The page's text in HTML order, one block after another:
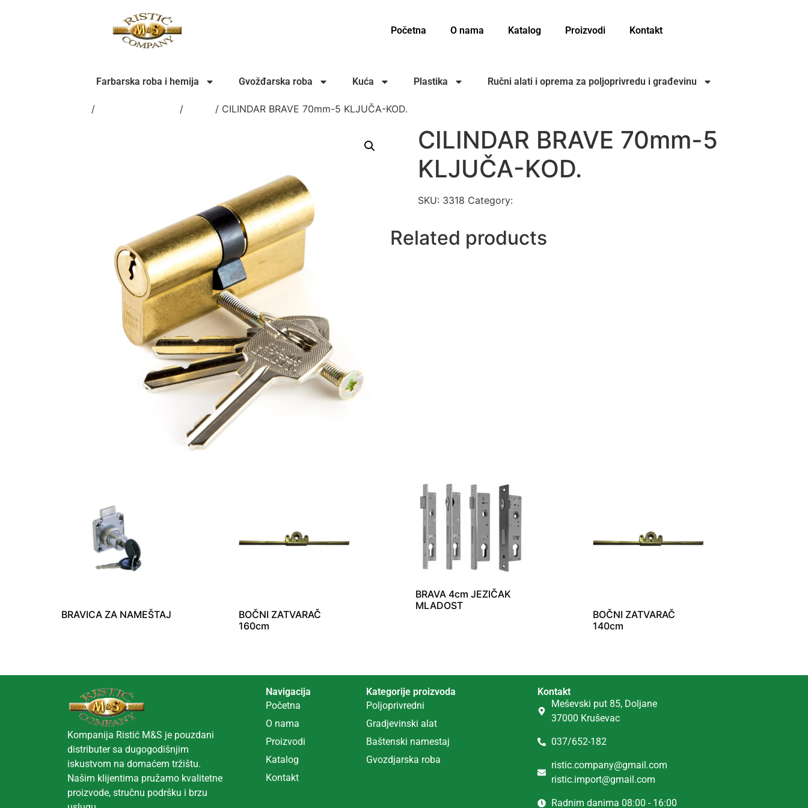
Početna O nama Katalog Proizvodi Kontakt
Farbarska roba i hemija Gvožđarska roba Kuća Plastika Ručni alati i oprema za poljoprivredu i građevinu
/ / / CILINDAR BRAVE 70mm-5 KLJUČA-KOD.
CILINDAR BRAVE 70mm-5
KLJUČA-KOD.
SKU: 3318 Category:
Related products
BRAVICA ZA NAMEŠTAJ
BOČNI ZATVARAČ
160cm
BRAVA 4cm JEZIČAK
MLADOST
BOČNI ZATVARAČ
140cm
Kompanija Ristić M&S je pouzdani
distributer sa dugogodišnjim
iskustvom na domaćem tržištu.
Našim klijentima pružamo kvalitetne
proizvode, stručnu podršku i brzu
Navigacija
Početna
O nama
Proizvodi
Katalog
Kontakt
Kategorije proizvoda
Poljoprivredni
Gradjevinski alat
Baštenski namestaj
Gvozdjarska roba
Kontakt
Meševski put 85, Doljane
37000 Kruševac
037/652-182
ristic.company@gmail.com
ristic.import@gmail.com
Radnim danima 08:00 - 16:00